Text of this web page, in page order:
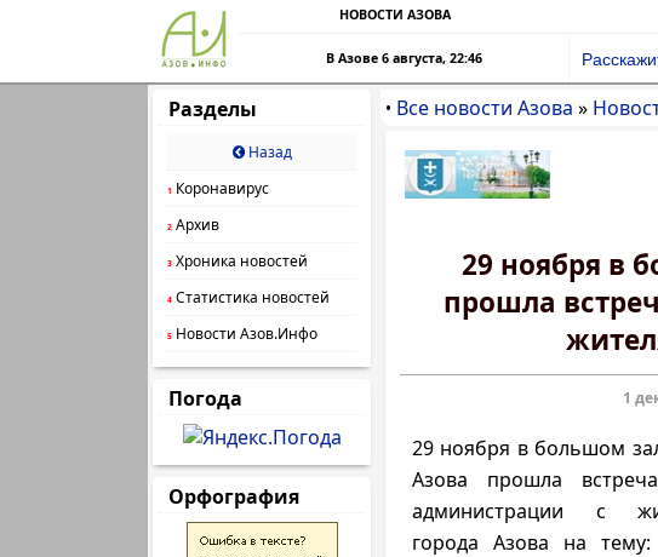
НОВОСТИ АЗОВА
В Азове 6 августа, 22:46
Разделы
Назад
1 Коронавирус
2 Архив
3 Хроника новостей
4 Статистика новостей
5 Новости Азов.Инфо
Погода
Орфография
• Все новости Азова »
29 ноября в
прошла
1
29 ноября в большом
Азова прошла
администрации с
города Азова на тему: